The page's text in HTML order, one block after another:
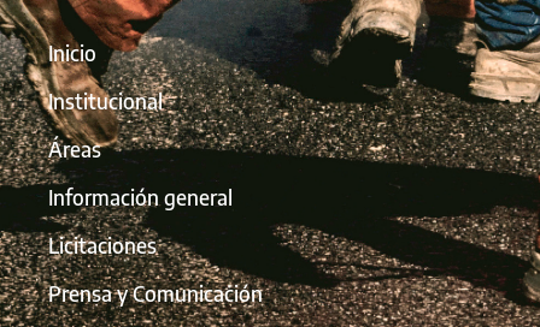
Inicio
Institucional
Áreas
Información general
Licitaciones
Prensa y Comunicación